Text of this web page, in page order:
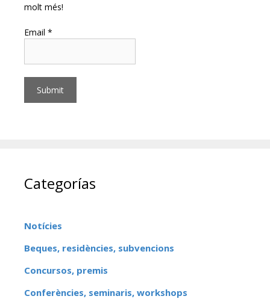
molt més!
Email *
Categorías
Notícies
Beques, residències, subvencions
Concursos, premis
Conferències, seminaris, workshops